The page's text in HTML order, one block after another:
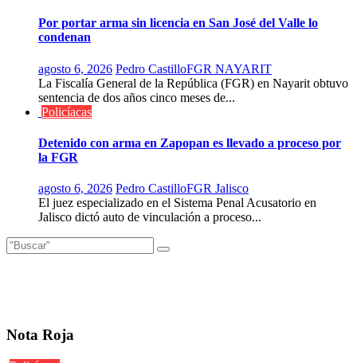
Por portar arma sin licencia en San José del Valle lo
condenan
agosto 6, 2026 Pedro CastilloFGR NAYARIT
La Fiscalía General de la República (FGR) en Nayarit obtuvo
sentencia de dos años cinco meses de...
Policíacas
Detenido con arma en Zapopan es llevado a proceso por
la FGR
agosto 6, 2026 Pedro CastilloFGR Jalisco
El juez especializado en el Sistema Penal Acusatorio en
Jalisco dictó auto de vinculación a proceso...
Nota Roja